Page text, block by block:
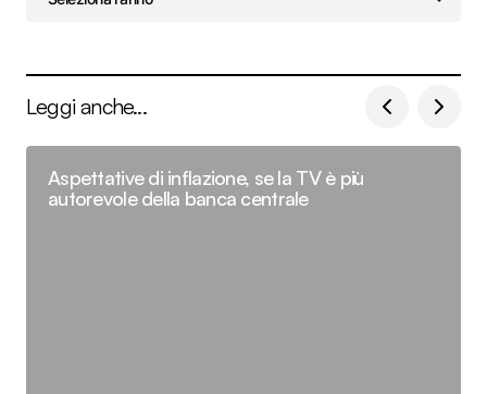
Leggi anche...
Aspettative di inflazione, se la TV è più
autorevole della banca centrale